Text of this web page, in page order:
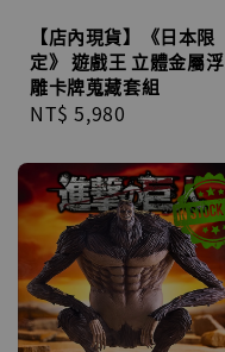
【店內現貨】《日本限
定》 遊戲王 立體金屬浮
雕卡牌蒐藏套組
Regular
NT$ 5,980